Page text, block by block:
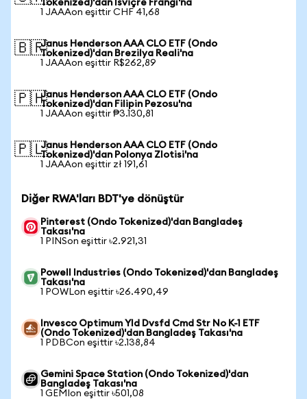
Tokenized)'dan İsviçre Frangı'na
1 JAAAon eşittir CHF 41,68
🇧🇷Janus Henderson AAA CLO ETF (Ondo
Tokenized)'dan Brezilya Reali'na
1 JAAAon eşittir R$262,89
🇵🇭Janus Henderson AAA CLO ETF (Ondo
Tokenized)'dan Filipin Pezosu'na
1 JAAAon eşittir ₱3.130,81
🇵🇱Janus Henderson AAA CLO ETF (Ondo
Tokenized)'dan Polonya Zlotisi'na
1 JAAAon eşittir zł 191,61
Diğer RWA'ları BDT'ye dönüştür
Pinterest (Ondo Tokenized)'dan Bangladeş
Takası'na
1 PINSon eşittir ৳2.921,31
Powell Industries (Ondo Tokenized)'dan Bangladeş
Takası'na
1 POWLon eşittir ৳26.490,49
Invesco Optimum Yld Dvsfd Cmd Str No K-1 ETF
(Ondo Tokenized)'dan Bangladeş Takası'na
1 PDBCon eşittir ৳2.138,84
Gemini Space Station (Ondo Tokenized)'dan
Bangladeş Takası'na
1 GEMIon eşittir ৳501,08